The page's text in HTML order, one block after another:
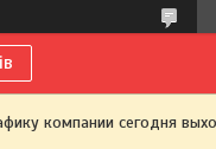
компании сегодня